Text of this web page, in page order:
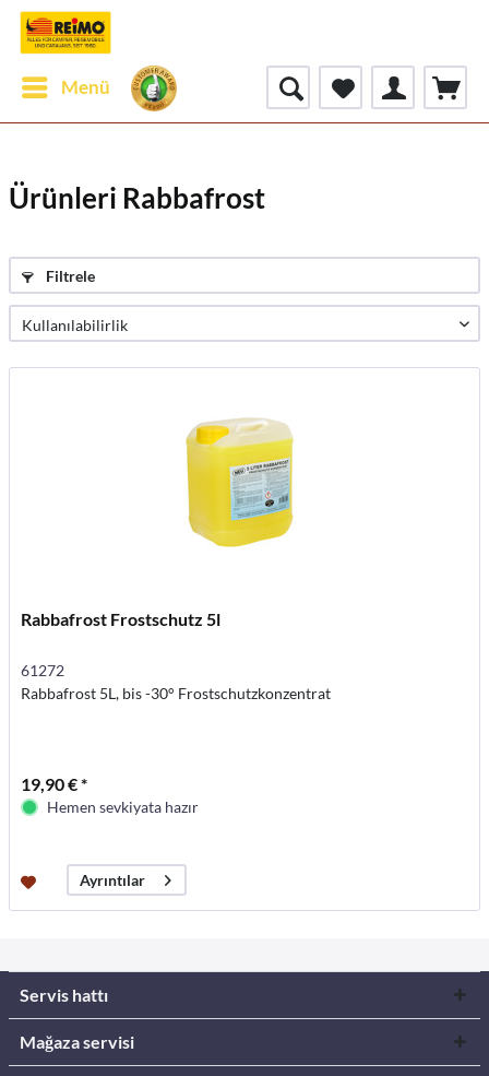
Menü
Ürünleri Rabbafrost
Filtrele
Rabbafrost Frostschutz 5l
61272
Rabbafrost 5L, bis -30° Frostschutzkonzentrat
19,90 € *
Hemen sevkiyata hazır
Ayrıntılar
Servis hattı
Mağaza servisi